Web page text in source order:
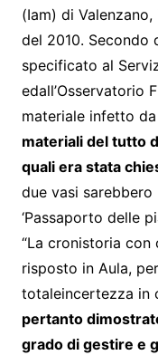
(Iam) di
del 2010. Secondo
specificato al
edall’Osservatorio
materiale infetto
materiali del tutto
quali era stata
due vasi
‘Passaporto delle
“La cronistoria
risposto in Aula,
totaleincertezza in
pertanto
grado di gestire e